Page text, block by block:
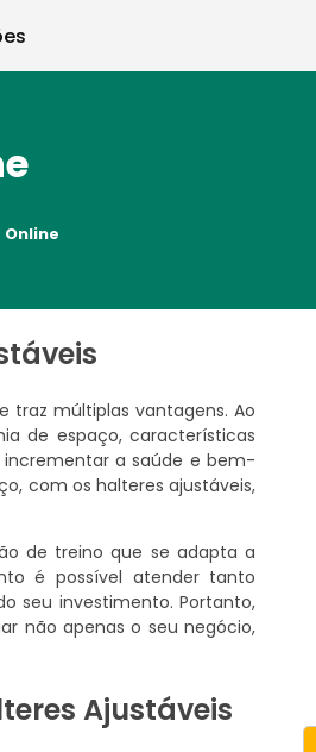
traz múltiplas vantagens. Ao
de espaço, características
incrementar a saúde e bem-
com os halteres ajustáveis,
de treino que se adapta a
é possível atender tanto
seu investimento. Portanto,
não apenas o seu negócio,
Ajustáveis